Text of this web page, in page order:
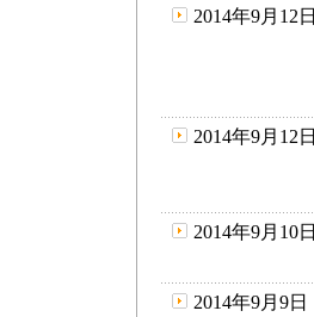
2014年9月12日
2014年9月12日
2014年9月10日
2014年9月9日